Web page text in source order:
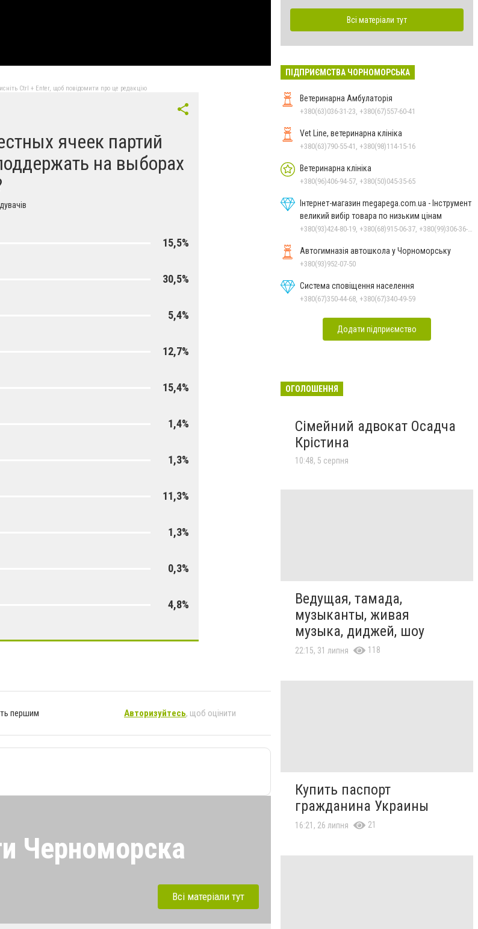
Ctrl + Enter, щоб повідомити про це редакцію
ячеек партий
на выборах
15,5%
30,5%
5,4%
12,7%
15,4%
1,4%
1,3%
11,3%
1,3%
0,3%
4,8%
першим Авторизуйтесь, щоб оцінити
Черноморска
Всі матеріали тут
Всі матеріали тут
ПІДПРИЄМСТВА ЧОРНОМОРСЬКА
Ветеринарна Амбулаторія
+380(63)036-31-23, +380(67)557-60-41
Vet Line, ветеринарна клініка
+380(63)790-55-41, +380(98)114-15-16
Ветеринарна клініка
+380(96)406-94-57, +380(50)045-35-65
Інтернет-магазин megapega.com.ua - Інструмент
великий вибір товара по низьким цінам
Автогимназія автошкола у Чорноморську
+380(93)952-07-50
Система сповіщення населення
+380(67)350-44-68, +380(67)340-49-59
Додати підприємство
ОГОЛОШЕННЯ
Сімейний адвокат Осадча
Крістина
10:48, 5 серпня
Ведущая, тамада,
музыканты, живая
музыка, диджей, шоу
22:15, 31 липня 118
Купить паспорт
гражданина Украины
16:21, 26 липня 21